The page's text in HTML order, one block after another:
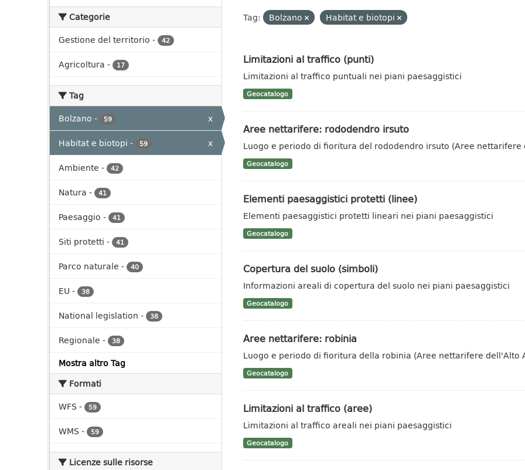
Categorie
Gestione del territorio - 42
Agricoltura - 17
Tag
Bolzano - 59
x
Habitat e biotopi - 59
x
Ambiente - 42
Natura - 41
Paesaggio - 41
Siti protetti - 41
Parco naturale - 40
EU - 38
National legislation - 38
Regionale - 38
Mostra altro Tag
Formati
WFS - 59
WMS - 59
Licenze sulle risorse
Tag: Bolzano Habitat e biotopi
Limitazioni al traffico (punti)
Limitazioni al traffico puntuali nei piani paesaggistici
Geocatalogo
Aree nettarifere: rododendro irsuto
Luogo e periodo di fioritura del rododendro irsuto (Aree nettarifere
Geocatalogo
Elementi paesaggistici protetti (linee)
Elementi paesaggistici protetti lineari nei piani paesaggistici
Geocatalogo
Copertura del suolo (simboli)
Informazioni areali di copertura del suolo nei piani paesaggistici
Geocatalogo
Aree nettarifere: robinia
Luogo e periodo di fioritura della robinia (Aree nettarifere dell'Alto
Geocatalogo
Limitazioni al traffico (aree)
Limitazioni al traffico areali nei piani paesaggistici
Geocatalogo